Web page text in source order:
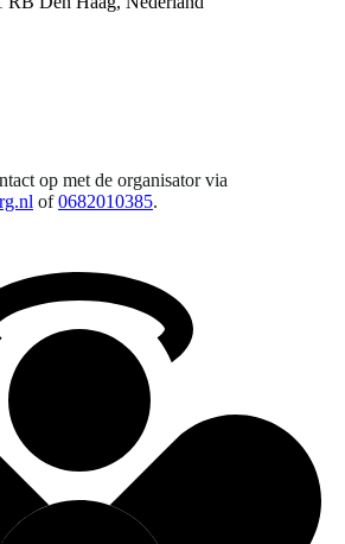
op met de organisator via
of 0682010385.